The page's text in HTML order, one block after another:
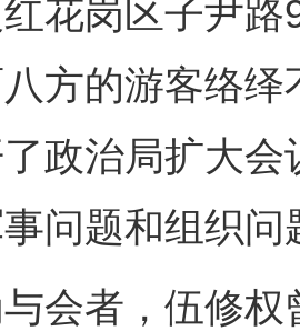
岗区子尹路
方的游客络
政治局扩大
问题和组织问
者，伍修权